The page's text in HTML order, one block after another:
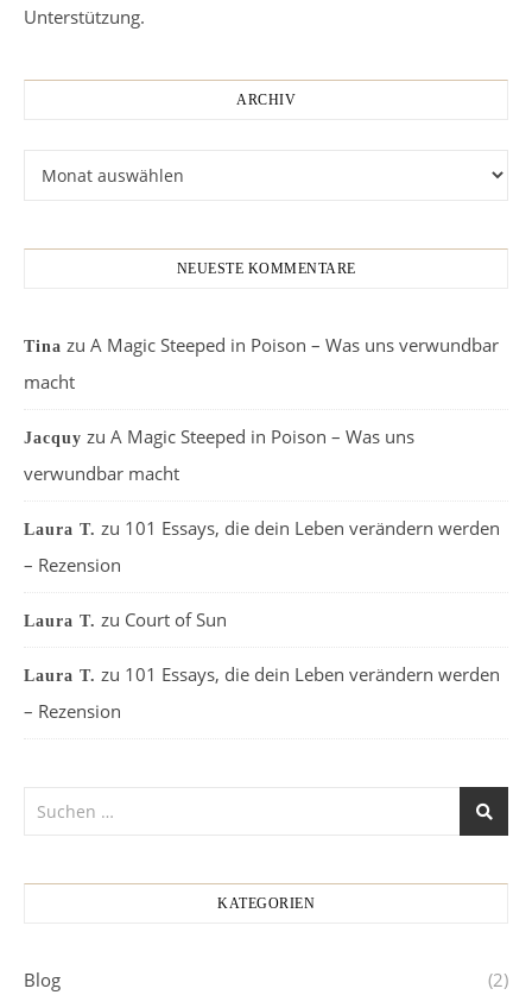
Unterstützung.
ARCHIV
NEUESTE KOMMENTARE
Tina zu A Magic Steeped in Poison – Was uns verwundbar
macht
Jacquy zu A Magic Steeped in Poison – Was uns
verwundbar macht
Laura T. zu 101 Essays, die dein Leben verändern werden
– Rezension
Laura T. zu Court of Sun
Laura T. zu 101 Essays, die dein Leben verändern werden
– Rezension
KATEGORIEN
Blog (2)